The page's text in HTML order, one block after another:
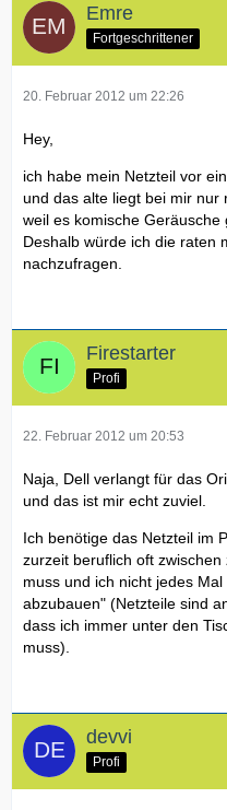
Emre
Fortgeschrittener
20. Februar 2012 um 22:26
Hey,
ich habe mein Netzteil vor
und das alte liegt bei mir nur
weil es komische
Deshalb würde ich die raten
nachzufragen.
Firestarter
Profi
22. Februar 2012 um 20:53
Naja, Dell verlangt für das
und das ist mir echt zuviel.
Ich benötige das Netzteil im
zurzeit beruflich oft
muss und ich nicht jedes
abzubauen" (Netzteile sind
dass ich immer unter den
muss).
devvi
Profi